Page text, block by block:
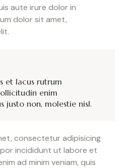
aute irure dolor in
dolor sit amet,
et lacus rutrum
enim
justo non, molestie nisl.
consectetur adipisicing
incididunt ut labore et
ad minim veniam, quis